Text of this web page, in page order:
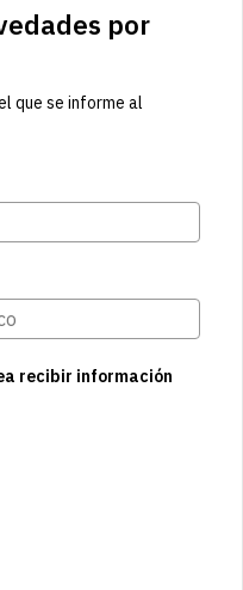
por
que se informe al
recibir información